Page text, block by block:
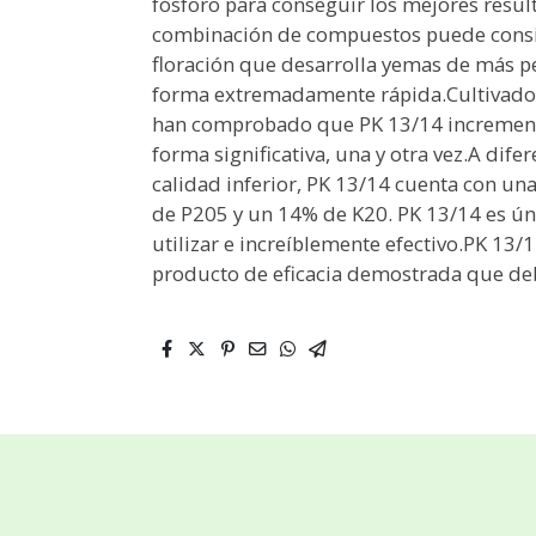
combinación de compuestos puede
floración que desarrolla yemas de más
forma extremadamente
han comprobado que PK 13/14
forma significativa, una y otra vez.A
calidad inferior, PK 13/14 cuenta con
de P205 y un 14% de K20. PK 13/14 es
utilizar e increíblemente efectivo.PK 13/
producto de eficacia demostrada que